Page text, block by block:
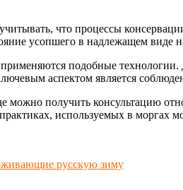
что процессы
усопшего в надлежащем
подобные
аспектом является
можно получить консультацию
используемых в
русскую зиму